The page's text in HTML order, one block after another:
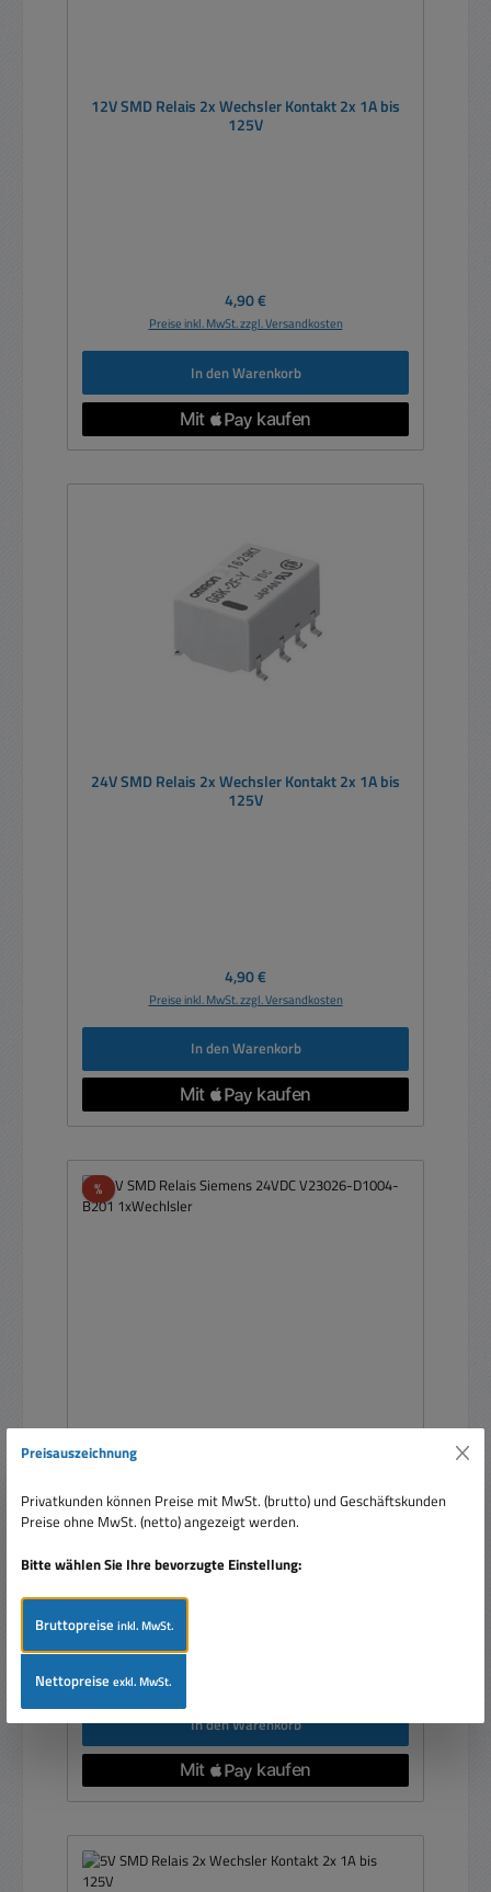
12V SMD Relais 2x Wechsler Kontakt 2x 1A bis
125V
Regulärer Preis:
4,90 €
Preise inkl. MwSt. zzgl. Versandkosten
In den Warenkorb
24V SMD Relais 2x Wechsler Kontakt 2x 1A bis
125V
Regulärer Preis:
4,90 €
Preise inkl. MwSt. zzgl. Versandkosten
In den Warenkorb
%Rabatt
24V SMD Relais Siemens 24VDC V23026-
Verkaufspreis:
4,90 €
Preise inkl. MwSt. zzgl. Versandkosten
In den Warenkorb
Preisauszeichnung
Privatkunden können Preise mit MwSt. (brutto) und Geschäftskunden
Preise ohne MwSt. (netto) angezeigt werden.
Bitte wählen Sie Ihre bevorzugte Einstellung:
Bruttopreiseinkl. MwSt.
Nettopreiseexkl. MwSt.